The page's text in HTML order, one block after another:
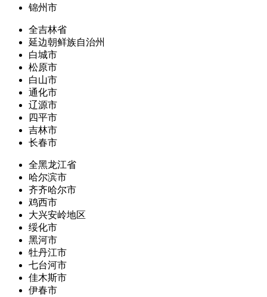
锦州市
全吉林省
延边朝鲜族自治州
白城市
松原市
白山市
通化市
辽源市
四平市
吉林市
长春市
全黑龙江省
哈尔滨市
齐齐哈尔市
鸡西市
大兴安岭地区
绥化市
黑河市
牡丹江市
七台河市
佳木斯市
伊春市